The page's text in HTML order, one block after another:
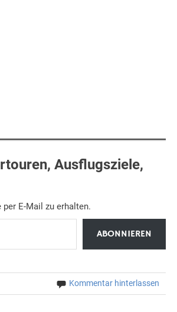
Ausflugsziele,
E-Mail zu erhalten.
ABONNIEREN
Kommentar hinterlassen